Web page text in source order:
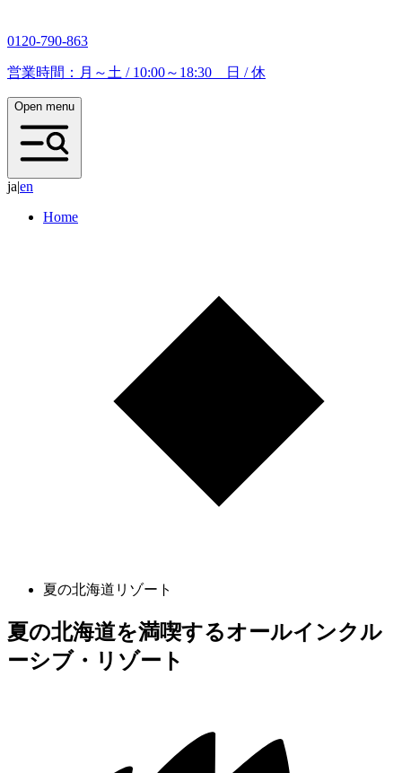
0120-790-863
営業時間：月～土 / 10:00～18:30 日 / 休
Open menu
ja|en
Home
夏の北海道リゾート
夏の北海道を満喫するオールインクル
ーシブ・リゾート